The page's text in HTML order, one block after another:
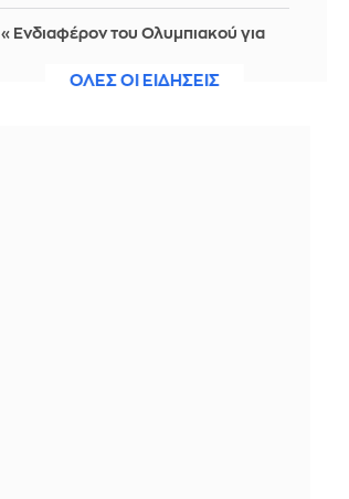
«Ενδιαφέρον του Ολυμπιακού για
Τζος Ντόιγκ»ΟΛΕΣ ΟΙ ΕΙΔΗΣΕΙΣ